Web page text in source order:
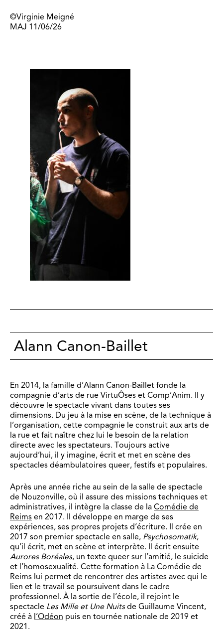
©Virginie Meigné
MAJ 11/06/26
Alann Canon-Baillet
En 2014, la famille d’Alann Canon-Baillet fonde la
compagnie d’arts de rue VirtuÔses et Comp’Anim. Il y
découvre le spectacle vivant dans toutes ses
dimensions. Du jeu à la mise en scène, de la technique à
l’organisation, cette compagnie le construit aux arts de
la rue et fait naître chez lui le besoin de la relation
directe avec les spectateurs. Toujours active
aujourd’hui, il y imagine, écrit et met en scène des
spectacles déambulatoires queer, festifs et populaires.
Après une année riche au sein de la salle de spectacle
de Nouzonville, où il assure des missions techniques et
administratives, il intègre la classe de la Comédie de
Reims en 2017. Il développe en marge de ses
expériences, ses propres projets d’écriture. Il crée en
2017 son premier spectacle en salle, Psychosomatik,
qu’il écrit, met en scène et interprète. Il écrit ensuite
Aurores Boréales, un texte queer sur l’amitié, le suicide
et l’homosexualité. Cette formation à La Comédie de
Reims lui permet de rencontrer des artistes avec qui le
lien et le travail se poursuivent dans le cadre
professionnel. À la sortie de l’école, il rejoint le
spectacle Les Mille et Une Nuitsde Guillaume Vincent,
créé à l’Odéon puis en tournée nationale de 2019 et
2021.